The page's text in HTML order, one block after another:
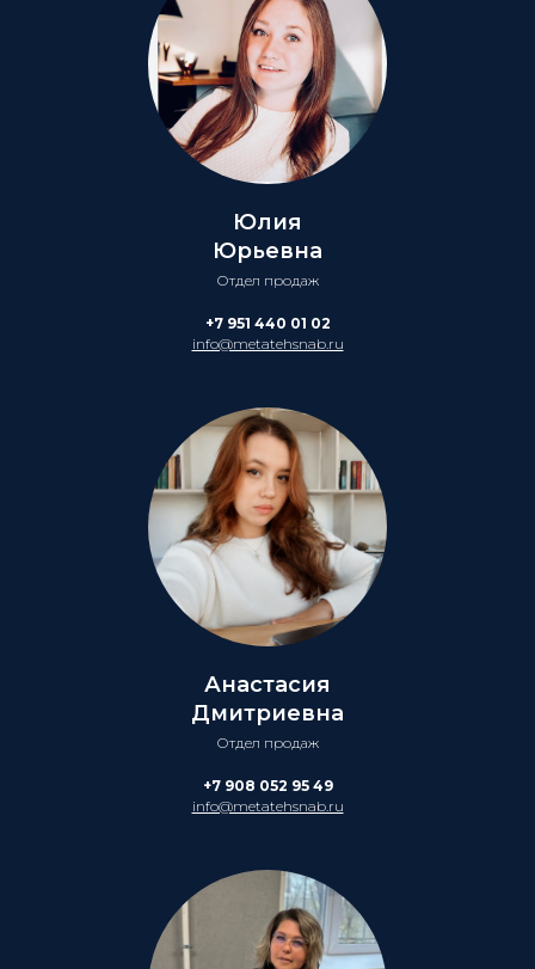
Юлия
Юрьевна
Отдел продаж
+7 951 440 01 02
info@metatehsnab.ru
Анастасия
Дмитриевна
Отдел продаж
+7 908 052 95 49
info@metatehsnab.ru